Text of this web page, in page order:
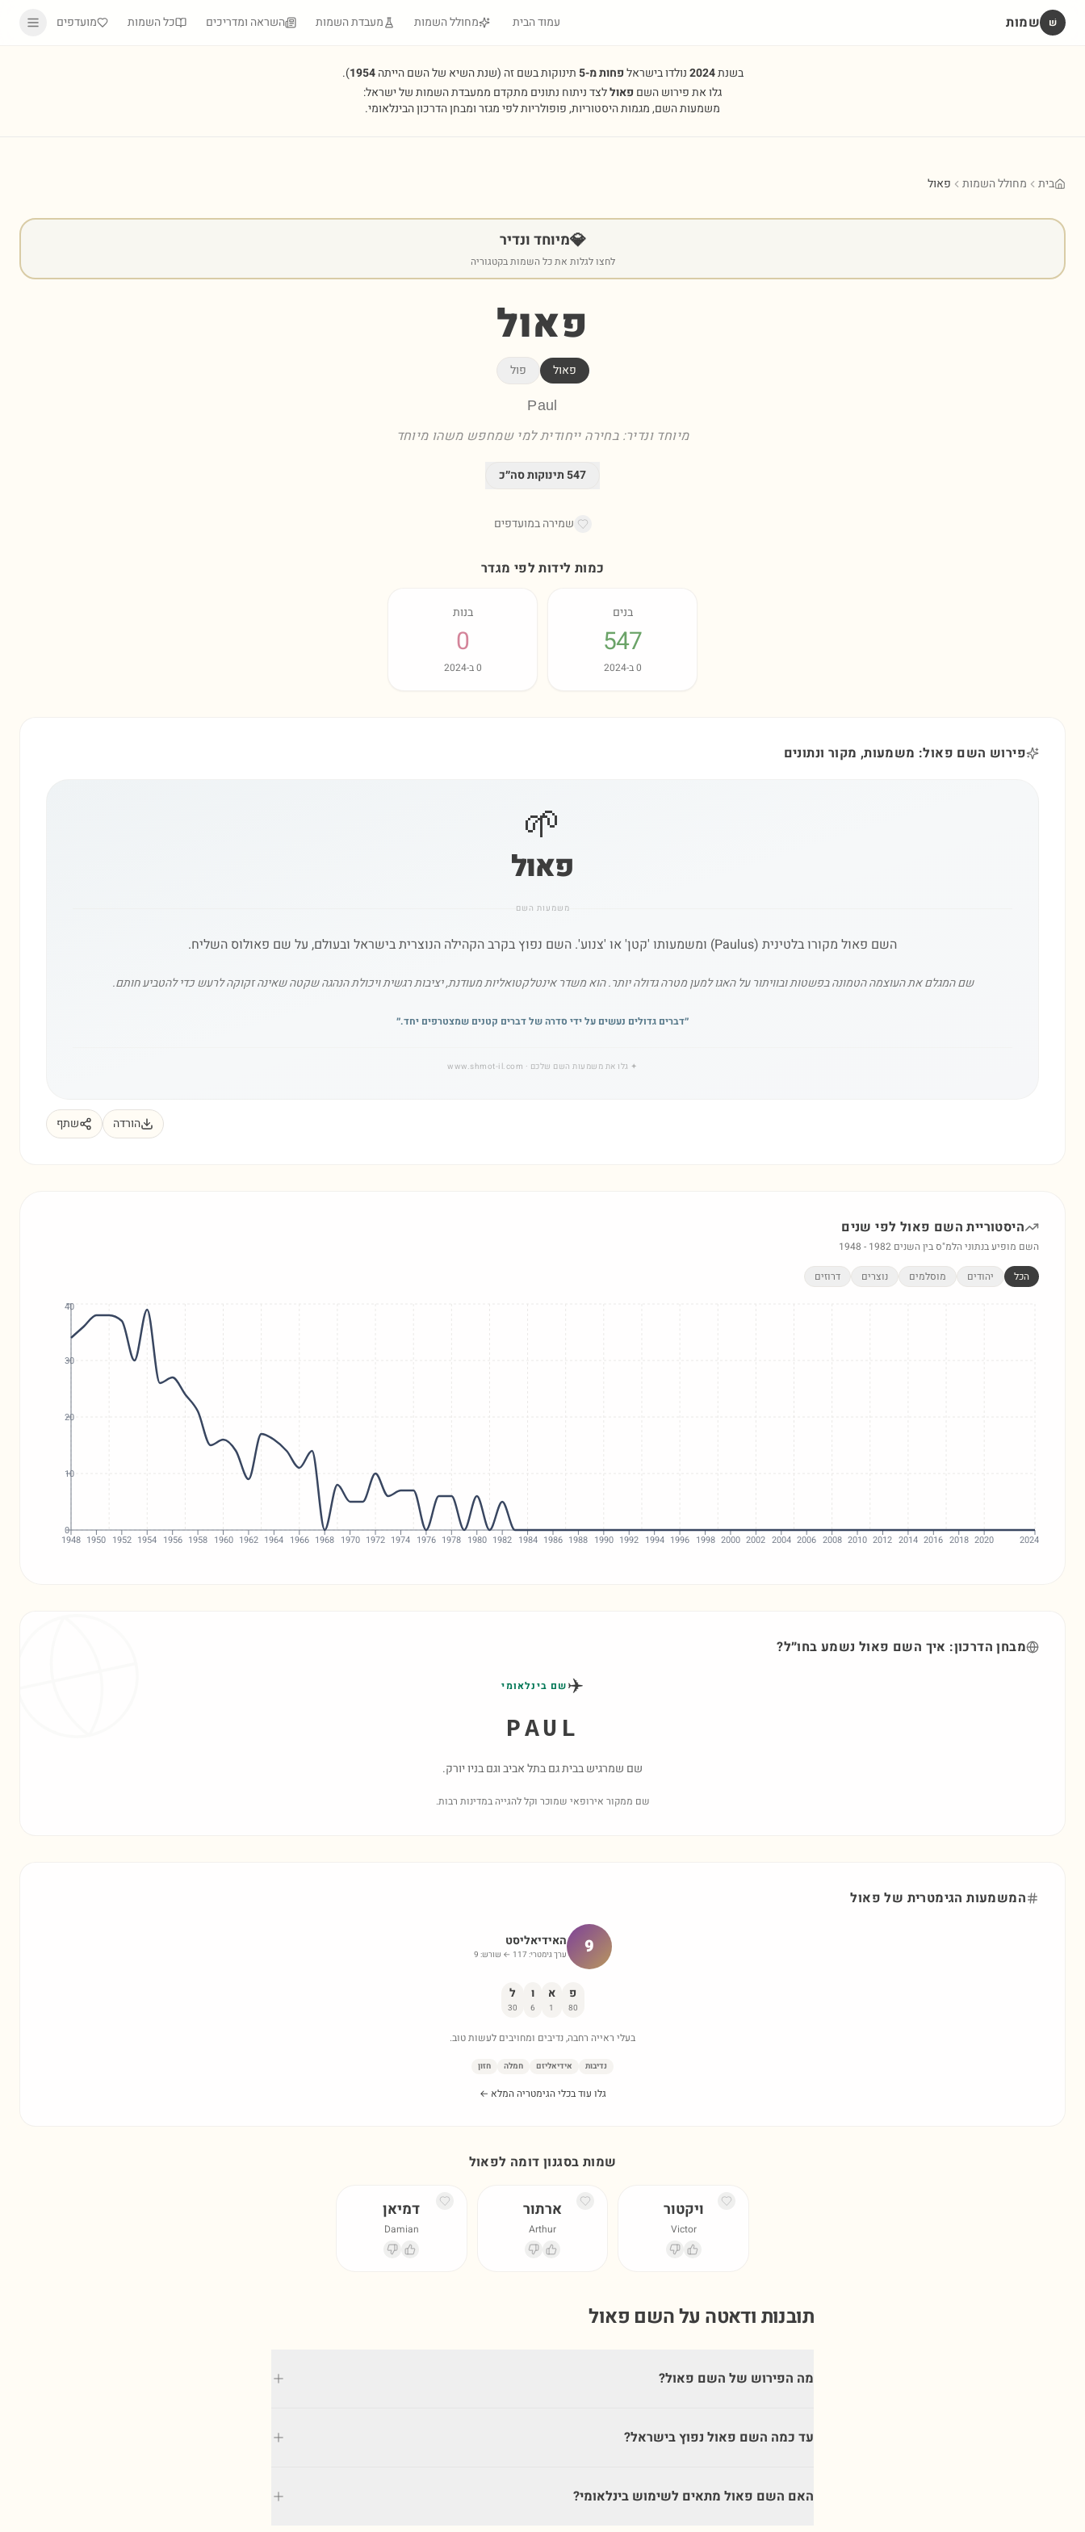
שׁ שמות עמוד הבית מחולל השמות מעבדת השמות השראה ומדריכים כל השמות מועדפים
בשנת2024נולדו בישראלפחות מ-5 תינוקות בשם זה (שנת השיא של השם הייתה1954
).
גלו את פירוש השם פאוללצד ניתוח נתונים מתקדם ממעבדת השמות של ישראל:
משמעות השם, מגמות היסטוריות, פופולריות לפי מגזר ומבחן הדרכון הבינלאומי.
בית מחולל השמות פאול
💎מיוחד ונדיר
לחצו לגלות את כל השמות בקטגוריה
פאול
פאול פול
Paul
מיוחד ונדיר: בחירה ייחודית למי שמחפש משהו מיוחד
547תינוקות סה״כ
שמירה במועדפים
כמות לידות לפי מגדר
בנים
547
0ב-2024
בנות
0
0ב-2024
פירוש השם פאול: משמעות, מקור ונתונים
🌱
פאול
משמעות השם
השם פאול מקורו בלטינית (Paulus) ומשמעותו 'קטן' או 'צנוע'. השם נפוץ בקרב הקהילה הנוצרית בישראל ובעולם, על שם פאולוס השליח.
שם המגלם את העוצמה הטמונה בפשטות ובוויתור על האגו למען מטרה גדולה יותר. הוא משדר אינטלקטואליות מעודנת, יציבות רגשית ויכולת הנהגה שקטה שאינה זקוקה לרעש כדי להטביע חותם.
״דברים גדולים נעשים על ידי סדרה של דברים קטנים שמצטרפים יחד.״
✦ גלו את משמעות השם שלכם · www.shmot-il.com
הורדה שתף
היסטוריית השם פאול לפי שנים
השם מופיע בנתוני הלמ"ס בין השנים 1948 - 1982
הכל יהודים מוסלמים נוצרים דרוזים
1948 1950 1952 1954 1956 1958 1960 1962 1964 1966 1968 1970 1972 1974 1976 1978 1980 1982 1984 1986 1988 1990 1992 1994 1996 1998 2000 2002 2004 2006 2008 2010 2012 2014 2016 2018 2020 2024
0
10
20
30
40
מבחן הדרכון: איך השם פאול נשמע בחו״ל?
✈️שם בינלאומי
PAUL
שם שמרגיש בבית גם בתל אביב וגם בניו יורק.
שם ממקור אירופאי שמוכר וקל להגייה במדינות רבות.
המשמעות הגימטרית של פאול
9 האידיאליסט
ערך גימטרי: 117 ← שורש: 9
פ
80
א
1
ו
6
ל
30
בעלי ראייה רחבה, נדיבים ומחויבים לעשות טוב.
נדיבות אידיאליזם חמלה חזון
גלו עוד בכלי הגימטריה המלא ←
שמות בסגנון דומה לפאול
ויקטור
Victor
ארתור
Arthur
דמיאן
Damian
תובנות ודאטה על השם פאול
מה הפירוש של השם פאול?
עד כמה השם פאול נפוץ בישראל?
האם השם פאול מתאים לשימוש בינלאומי?